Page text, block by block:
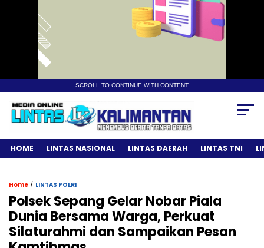
SCROLL TO CONTINUE WITH CONTENT
HOME LINTAS NASIONAL LINTAS DAERAH LINTAS TNI
Home / LINTAS POLRI
Polsek Sepang Gelar Nobar Piala
Dunia Bersama Warga, Perkuat
Silaturahmi dan Sampaikan Pesan